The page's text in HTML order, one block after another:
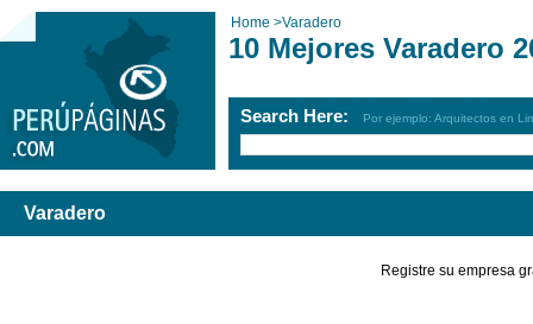
Home >Varadero
10 Mejores Varadero
Search Here: Por ejemplo: Arquitectos en
Varadero
Registre su empresa